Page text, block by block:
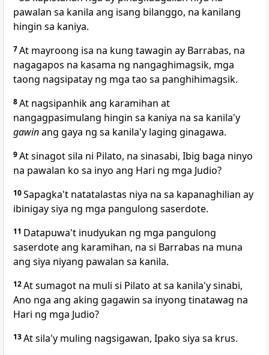
pawalan sa kanila ang isang bilanggo, na kanilang
hingin sa kaniya.
7At mayroong isa na kung tawagin ay Barrabas, na
nagagapos na kasama ng nangaghimagsik, mga
taong nagsipatay ng mga tao sa panghihimagsik.
8At nagsipanhik ang karamihan at
nangagpasimulang hingin sa kaniya na sa kanila'y
gawinang gaya ng sa kanila'y laging ginagawa.
9At sinagot sila ni Pilato, na sinasabi, Ibig baga ninyo
na pawalan ko sa inyo ang Hari ng mga Judio?
10Sapagka't natatalastas niya na sa kapanaghilian ay
ibinigay siya ng mga pangulong saserdote.
11 Datapuwa't inudyukan ng mga pangulong
saserdote ang karamihan, na si Barrabas na muna
ang siya niyang pawalan sa kanila.
12At sumagot na muli si Pilato at sa kanila'y sinabi,
Ano nga ang aking gagawin sa inyong tinatawag na
Hari ng mga Judio?
13At sila'y muling nagsigawan, Ipako siya sa krus.